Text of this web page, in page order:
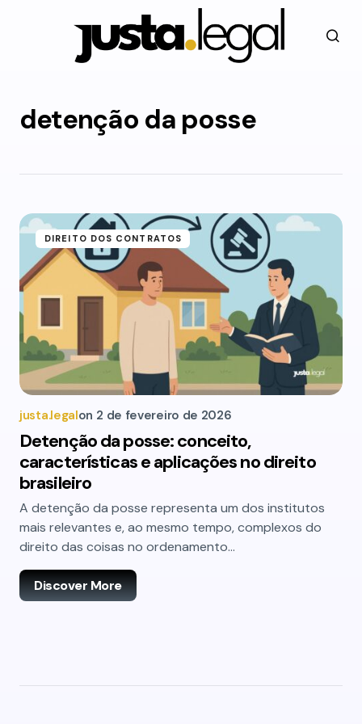
detenção da posse
DIREITO DOS CONTRATOS
justa.legalon 2 de fevereiro de 2026
Detenção da posse: conceito,
características e aplicações no direito
brasileiro
A detenção da posse representa um dos institutos
mais relevantes e, ao mesmo tempo, complexos do
direito das coisas no ordenamento…
Discover More